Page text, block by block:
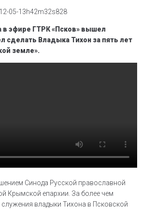
в эфире ГТРК «Псков» вышел
сделать Владыка Тихон за пять лет
земле».
Синода Русской православной
Крымской епархии. За более чем
владыки Тихона в Псковской